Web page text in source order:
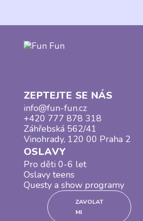
ZEPTEJTE SE NÁS
info@fun-fun.cz
+420 777 878 318
Záhřebská 562/41
Vinohrady, 120 00 Praha 2
OSLAVY
Pro děti 0-6 let
Oslavy teens
Questy a show programy
ZAVOLAT
MI